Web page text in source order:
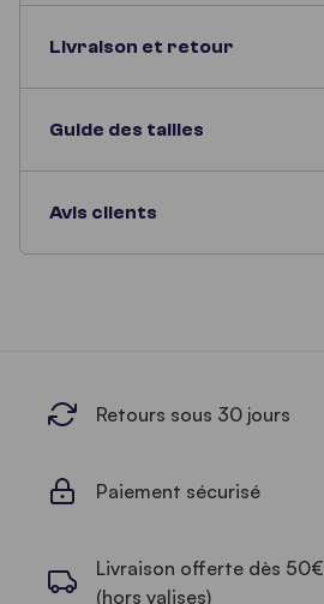
Livraison et retour
Guide des tailles
Avis clients
Retours sous 30 jours
Paiement sécurisé
Livraison offerte dès 50€
(hors valises)